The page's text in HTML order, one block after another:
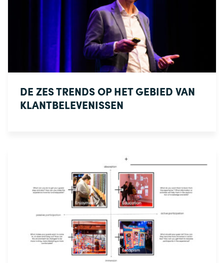
DE ZES TRENDS OP HET GEBIED VAN
KLANTBELEVENISSEN